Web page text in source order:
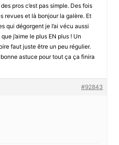
pros c’est pas simple. Des fois
revues et là bonjour la galère. Et
qui dégorgent je l’ai vécu aussi
j’aime le plus EN plus ! Un
faut juste être un peu régulier.
astuce pour tout ça ça finira
#92843